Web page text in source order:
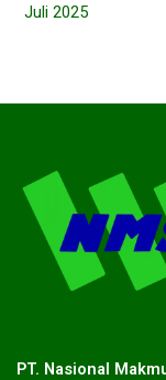
Juli 2025
PT. Nasional